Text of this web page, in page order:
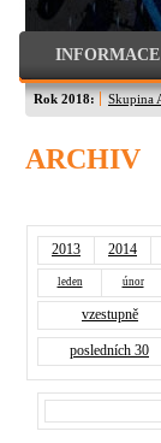
Rok 2018: Skupina
ARCHIV
2013 2014
leden únor
vzestupně
posledních 30